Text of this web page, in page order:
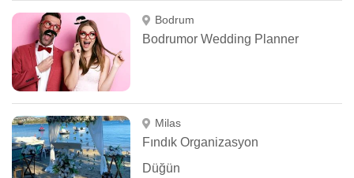
Bodrum
Bodrumor Wedding Planner
Milas
Fındık Organizasyon
Düğün